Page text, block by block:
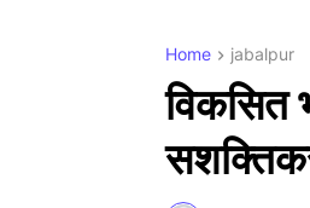
Home jabalpur
विकसित